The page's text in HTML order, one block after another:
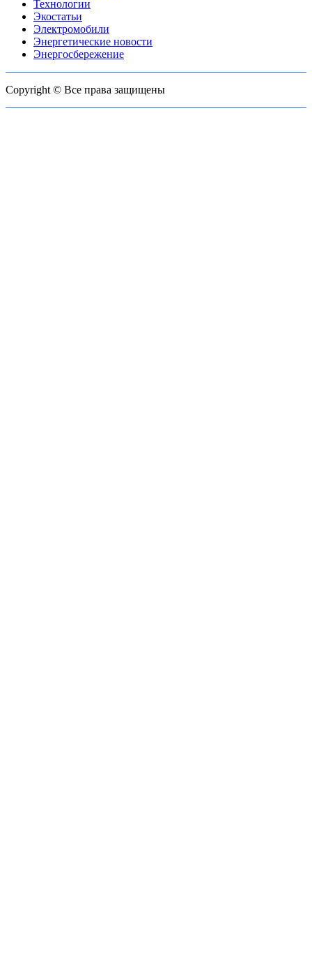
Технологии
Экостатьи
Электромобили
Энергетические новости
Энергосбережение
Copyright © Все права защищены